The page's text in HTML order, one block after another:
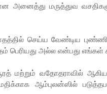
அனைத்து மருத்துவ
செய்ய வேண்டிய
பெரியது அல்ல என்பது எங்கள்
மற்றும் வதோதராவில்
ஆம்புலன்ஸில்